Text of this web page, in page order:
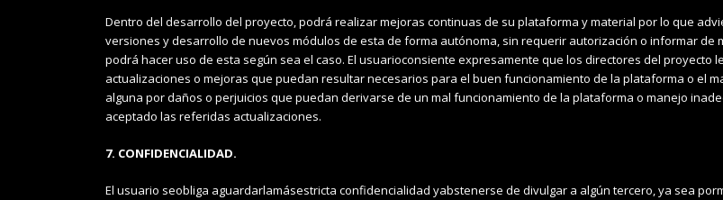
Dentro del desarrollo del proyecto, podrá realizar mejoras continuas de su plataforma y material por lo que
versiones y desarrollo de nuevos módulos de esta de forma autónoma, sin requerir autorización o informar
podrá hacer uso de esta según sea el caso. El usuarioconsiente expresamente que los directores del
actualizaciones o mejoras que puedan resultar necesarios para el buen funcionamiento de la plataforma o el
alguna por daños o perjuicios que puedan derivarse de un mal funcionamiento de la plataforma o manejo
aceptado las referidas actualizaciones.
7. CONFIDENCIALIDAD.
El usuario seobliga aguardarlamásestricta confidencialidad yabstenerse de divulgar a algún tercero, ya sea